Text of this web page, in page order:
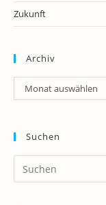
Zukunft
Archiv
Archiv
Monat auswählen
Suchen